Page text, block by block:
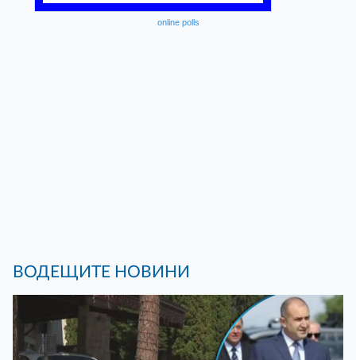
online polls
ВОДЕЩИТЕ НОВИНИ